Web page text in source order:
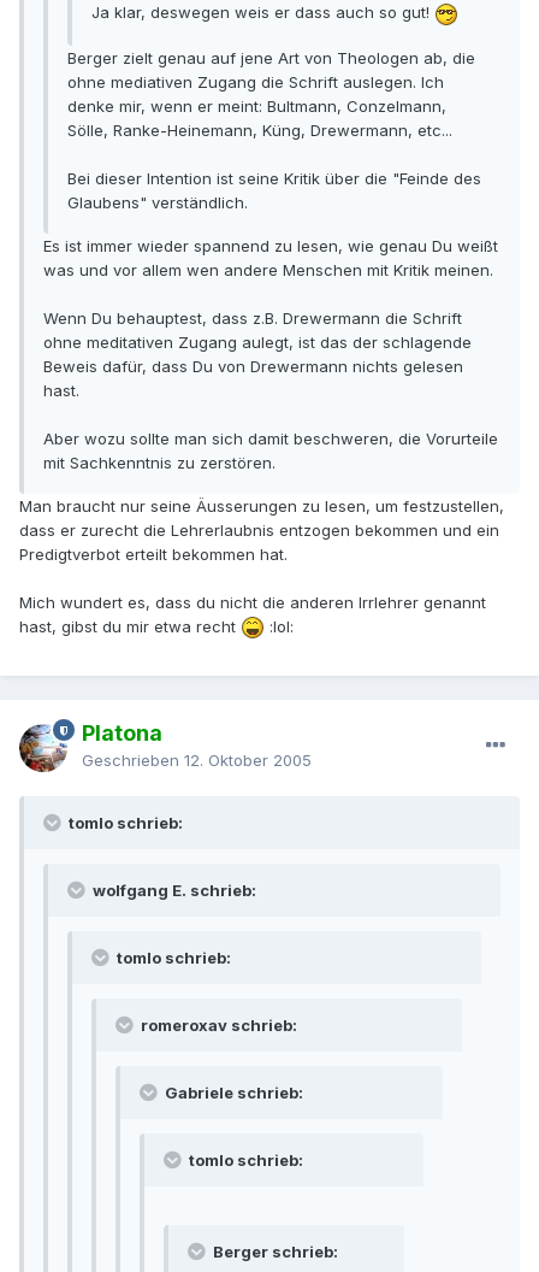
Ja klar, deswegen weis er dass auch so gut!
Berger zielt genau auf jene Art von Theologen ab, die
ohne mediativen Zugang die Schrift auslegen. Ich
denke mir, wenn er meint: Bultmann, Conzelmann,
Sölle, Ranke-Heinemann, Küng, Drewermann, etc...
Bei dieser Intention ist seine Kritik über die "Feinde des
Glaubens" verständlich.
Es ist immer wieder spannend zu lesen, wie genau Du weißt
was und vor allem wen andere Menschen mit Kritik meinen.
Wenn Du behauptest, dass z.B. Drewermann die Schrift
ohne meditativen Zugang aulegt, ist das der schlagende
Beweis dafür, dass Du von Drewermann nichts gelesen
hast.
Aber wozu sollte man sich damit beschweren, die Vorurteile
mit Sachkenntnis zu zerstören.
Man braucht nur seine Äusserungen zu lesen, um festzustellen,
dass er zurecht die Lehrerlaubnis entzogen bekommen und ein
Predigtverbot erteilt bekommen hat.
Mich wundert es, dass du nicht die anderen Irrlehrer genannt
hast, gibst du mir etwa recht
:lol:
Platona
Geschrieben 12. Oktober 2005
tomlo schrieb:
wolfgang E. schrieb:
tomlo schrieb:
romeroxav schrieb:
Gabriele schrieb:
tomlo schrieb:
Berger schrieb: